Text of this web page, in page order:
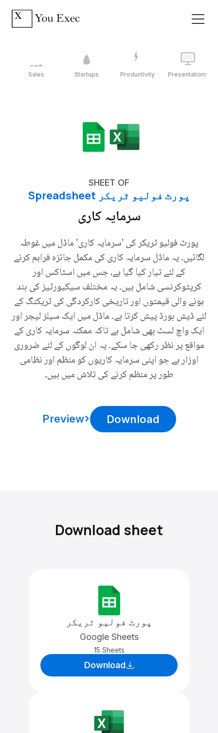
Sales Startups Productivity Presentations
SHEET OF
پورٹ فولیو ٹریکر Spreadsheet
سرمایہ کاری
پورٹ فولیو ٹریکر کی 'سرمایہ کاری' ماڈل میں غوطہ
لگائیں۔ یہ ماڈل سرمایہ کاری کی مکمل جائزہ فراہم کرنے
کے لئے تیار کیا گیا ہے، جس میں اسٹاکس اور
کرپٹوکرنسی شامل ہیں۔ یہ مختلف سیکیورٹیز کی بند
ہونے والی قیمتوں اور تاریخی کارکردگی کی ٹریکنگ کے
لئے ڈیش بورڈ پیش کرتا ہے۔ ماڈل میں ایک سیلز لیجر اور
ایک واچ لسٹ بھی شامل ہے تاکہ ممکنہ سرمایہ کاری کے
مواقع پر نظر رکھی جا سکے۔ یہ ان لوگوں کے لئے ضروری
اوزار ہے جو اپنی سرمایہ کاریوں کو منظم اور نظامی
طور پر منظم کرنے کی تلاش میں ہیں۔
Download
Preview
Download sheet
پورٹ فولیو ٹریکر
Google Sheets
15 Sheets
Download